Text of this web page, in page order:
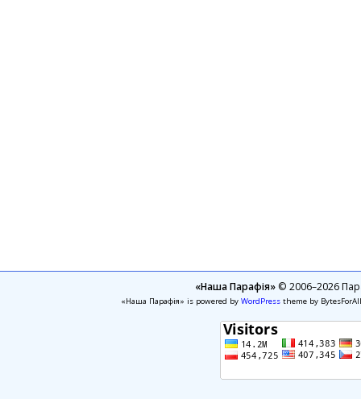
«Наша Парафія»© 2006–2026
«Наша Парафія» is powered by WordPresstheme by